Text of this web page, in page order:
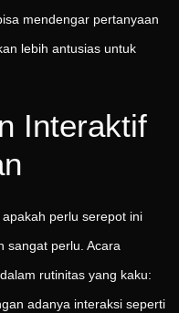
mendengar pertanyaan
lebih antusias untuk
Interaktif
perlu serepot ini
sangat perlu. Acara
rutinitas yang kaku:
adanya interaksi seperti